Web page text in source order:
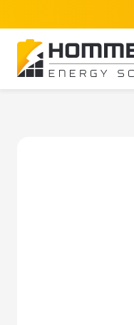
Home Off-grid